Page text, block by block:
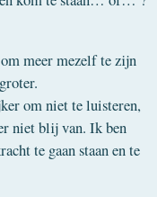
meer mezelf te zijn
om niet te luisteren,
niet blij van. Ik ben
te gaan staan en te